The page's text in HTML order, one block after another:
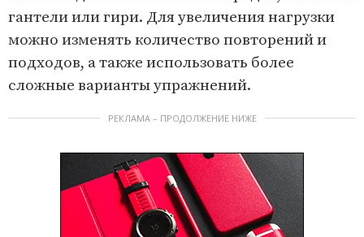
гантели или гири. Для увеличения нагрузки
можно изменять количество повторений и
подходов, а также использовать более
сложные варианты упражнений.
РЕКЛАМА – ПРОДОЛЖЕНИЕ НИЖЕ